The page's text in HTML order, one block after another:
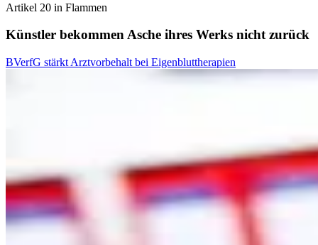
Artikel 20 in Flammen
Künstler bekommen Asche ihres Werks nicht zurück
BVerfG stärkt Arztvorbehalt bei Eigenbluttherapien